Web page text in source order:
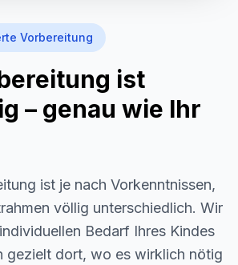
Vorbereitung
ist
– genau wie Ihr
ist je nach Vorkenntnissen,
völlig unterschiedlich. Wir
Bedarf Ihres Kindes
gezielt dort, wo es wirklich nötig